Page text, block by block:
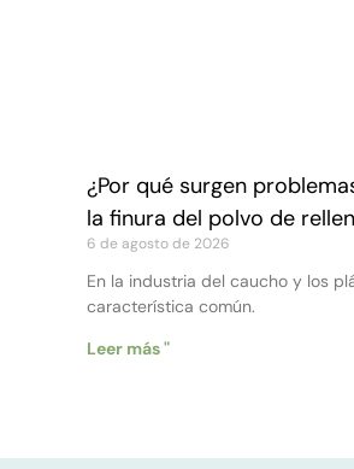
¿Por qué surgen
la finura del polvo de
6 de agosto de 2026
En la industria del caucho y los
característica común.
Leer más "